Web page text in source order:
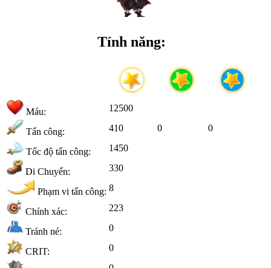
Tính năng:
Máu: 12500
Tấn công: 410 0 0
Tốc độ tấn công: 1450
Di Chuyển: 330
Phạm vi tấn công: 8
Chính xác: 223
Tránh né: 0
CRIT: 0